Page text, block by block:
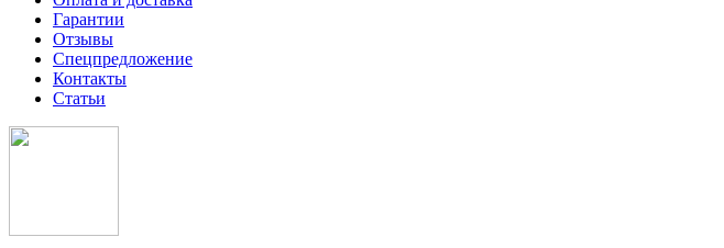
Гарантии
Отзывы
Спецпредложение
Контакты
Статьи